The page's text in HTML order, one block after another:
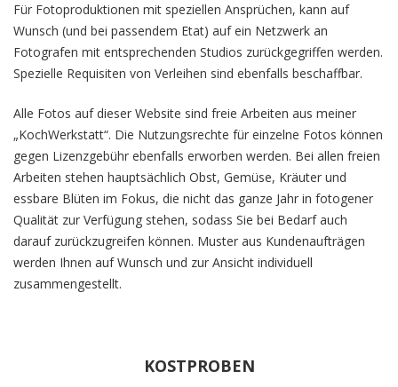
Für Fotoproduktionen mit speziellen Ansprüchen, kann auf
Wunsch (und bei passendem Etat) auf ein Netzwerk an
Fotografen mit entsprechenden Studios zurückgegriffen werden.
Spezielle Requisiten von Verleihen sind ebenfalls beschaffbar.
Alle Fotos auf dieser Website sind freie Arbeiten aus meiner
„KochWerkstatt“. Die Nutzungsrechte für einzelne Fotos können
gegen Lizenzgebühr ebenfalls erworben werden. Bei allen freien
Arbeiten stehen hauptsächlich Obst, Gemüse, Kräuter und
essbare Blüten im Fokus, die nicht das ganze Jahr in fotogener
Qualität zur Verfügung stehen, sodass Sie bei Bedarf auch
darauf zurückzugreifen können. Muster aus Kundenaufträgen
werden Ihnen auf Wunsch und zur Ansicht individuell
zusammengestellt.
KOSTPROBEN